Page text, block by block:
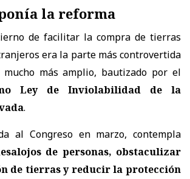
la reforma
de facilitar la compra de tierras
era la parte más controvertida
más amplio, bautizado por el
Ley de Inviolabilidad de la
.
al Congreso en marzo, contempla
de personas, obstaculizar
de tierras y reducir la protección